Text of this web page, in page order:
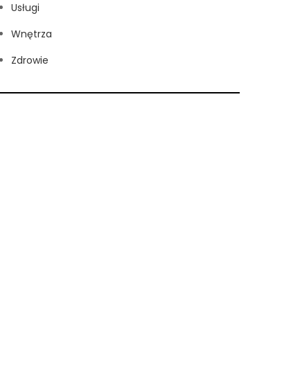
Usługi
Wnętrza
Zdrowie